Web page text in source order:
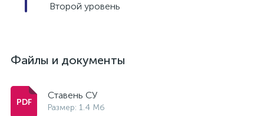
Второй уровень
Файлы и документы
Ставень СУ
Размер: 1.4 Мб